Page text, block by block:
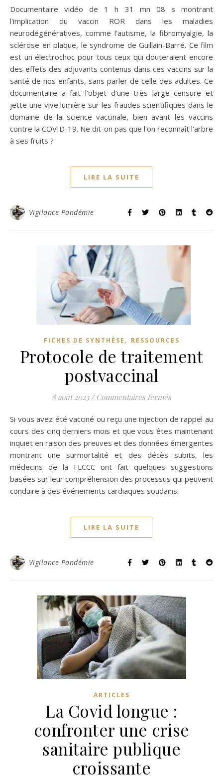
Documentaire vidéo de 1 h 31 mn 08 s montrant
l'implication du vaccin ROR dans les maladies
neurodégénératives, comme l'autisme, la fibromyalgie, la
sclérose en plaque, le syndrome de Guillain-Barré. Ce film
est un électrochoc pour tous ceux qui douteraient encore
des effets des adjuvants contenus dans ces vaccins sur la
santé de nos enfants, sans parler de celle des adultes. Ce
documentaire a fait l'objet d'une très large censure et
jette une vive lumière sur les fraudes scientifiques dans le
domaine de la science vaccinale, bien avant les vaccins
contre la COVID-19. Ne dit-on pas que l'on reconnaît l'arbre
à ses fruits ?
LIRE LA SUITE
Vigilance Pandémie
FICHES DE SYNTHÈSE , RESSOURCES
Protocole de traitement
postvaccinal
8 août 2023 / Commentaires ferméssur Protocole
Si vous avez été vacciné ou reçu une injection de rappel au
cours des cinq derniers mois et que vous êtes maintenant
inquiet en raison des preuves et des données émergentes
montrant une surmortalité et des décès subits, les
médecins de la FLCCC ont fait quelques suggestions
basées sur leur compréhension des processus qui peuvent
conduire à des événements cardiaques soudains.
LIRE LA SUITE
Vigilance Pandémie
ARTICLES
La Covid longue :
confronter une crise
sanitaire publique
croissante